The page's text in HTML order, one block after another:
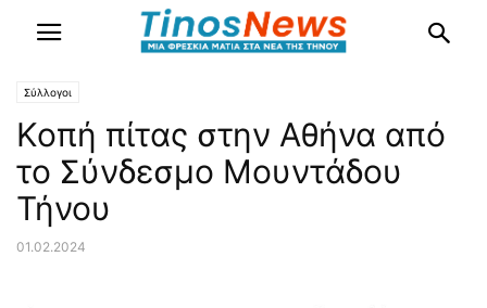
Σύλλογοι
Κοπή πίτας στην Αθήνα από
το Σύνδεσμο Μουντάδου
Τήνου
01.02.2024